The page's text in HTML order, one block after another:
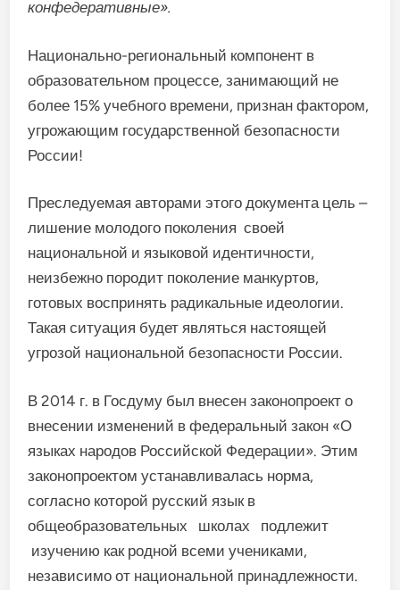
конфедеративные».
Национально-региональный компонент в
образовательном процессе, занимающий не
более 15% учебного времени, признан фактором,
угрожающим государственной безопасности
России!
Преследуемая авторами этого документа цель –
лишение молодого поколения своей
национальной и языковой идентичности,
неизбежно породит поколение манкуртов,
готовых воспринять радикальные идеологии.
Такая ситуация будет являться настоящей
угрозой национальной безопасности России.
В 2014 г. в Госдуму был внесен законопроект о
внесении изменений в федеральный закон «О
языках народов Российской Федерации». Этим
законопроектом устанавливалась норма,
согласно которой русский язык в
общеобразовательных школах подлежит
изучению как родной всеми учениками,
независимо от национальной принадлежности.